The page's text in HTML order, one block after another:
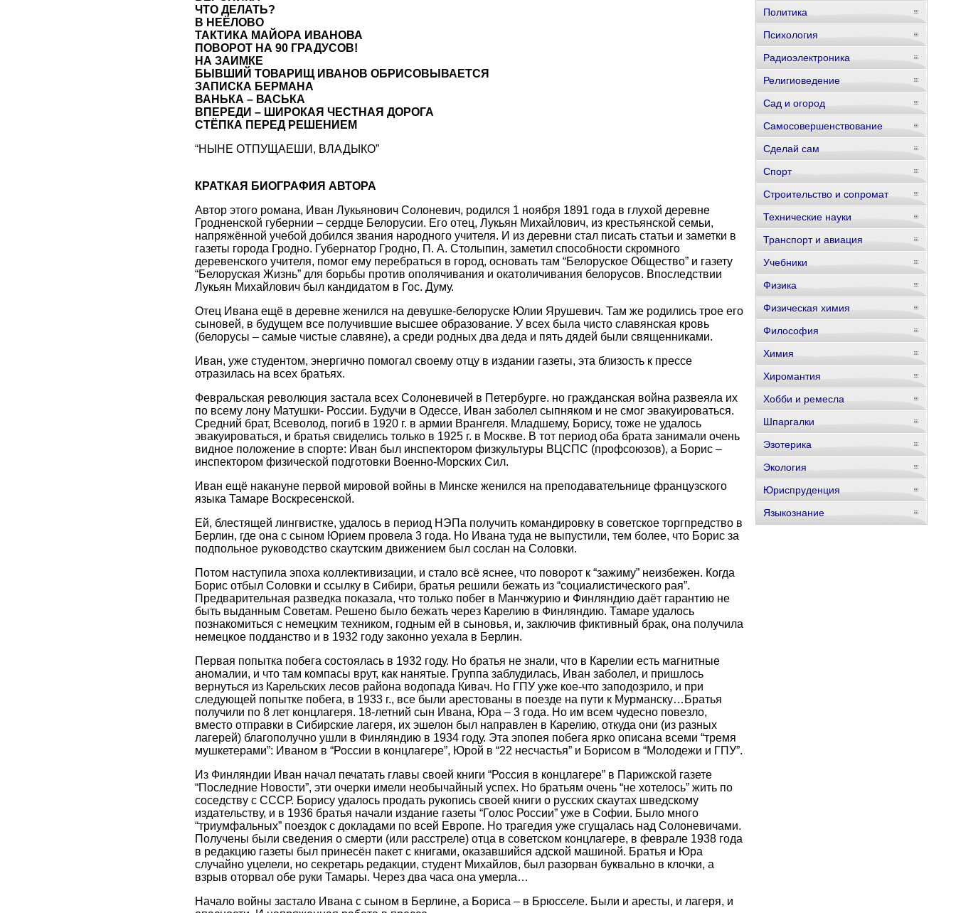
ЧТО ДЕЛАТЬ?
В НЕЁЛОВО
ТАКТИКА МАЙОРА ИВАНОВА
ПОВОРОТ НА 90 ГРАДУСОВ!
НА ЗАИМКЕ
БЫВШИЙ ТОВАРИЩ ИВАНОВ ОБРИСОВЫВАЕТСЯ
ЗАПИСКА БЕРМАНА
ВАНЬКА – ВАСЬКА
ВПЕРЕДИ – ШИРОКАЯ ЧЕСТНАЯ ДОРОГА
СТЁПКА ПЕРЕД РЕШЕНИЕМ
“НЫНЕ ОТПУЩАЕШИ, ВЛАДЫКО”
КРАТКАЯ БИОГРАФИЯ АВТОРА
Автор этого романа, Иван Лукьянович Солоневич, родился 1 ноября 1891 года в глухой деревне
Гродненской губернии – сердце Белорусии. Его отец, Лукьян Михайлович, из крестьянской семьи,
напряжённой учебой добился звания народного учителя. И из деревни стал писать статьи и заметки в
газеты города Гродно. Губернатор Гродно, П. А. Столыпин, заметил способности скромного
деревенского учителя, помог ему перебраться в город, основать там “Белоруское Общество” и газету
“Белоруская Жизнь” для борьбы против ополячивания и окатоличивания белорусов. Впоследствии
Лукьян Михайлович был кандидатом в Гос. Думу.
Отец Ивана ещё в деревне женился на девушке-белоруске Юлии Ярушевич. Там же родились трое его
сыновей, в будущем все получившие высшее образование. У всех была чисто славянская кровь
(белорусы – самые чистые славяне), а среди родных два деда и пять дядей были священниками.
Иван, уже студентом, энергично помогал своему отцу в издании газеты, эта близость к прессе
отразилась на всех братьях.
Февральская революция застала всех Солоневичей в Петербурге. но гражданская война развеяла их
по всему лону Матушки- России. Будучи в Одессе, Иван заболел сыпняком и не смог эвакуироваться.
Средний брат, Всеволод, погиб в 1920 г. в армии Врангеля. Младшему, Борису, тоже не удалось
эвакуироваться, и братья свиделись только в 1925 г. в Москве. В тот период оба брата занимали очень
видное положение в спорте: Иван был инспектором физкультуры ВЦСПС (профсоюзов), а Борис –
инспектором физической подготовки Военно-Морских Сил.
Иван ещё накануне первой мировой войны в Минске женился на преподавательнице французского
языка Тамаре Воскресенской.
Ей, блестящей лингвистке, удалось в период НЭПа получить командировку в советское торгпредство в
Берлин, где она с сыном Юрием провела 3 года. Но Ивана туда не выпустили, тем более, что Борис за
подпольное руководство скаутским движением был сослан на Соловки.
Потом наступила эпоха коллективизации, и стало всё яснее, что поворот к “зажиму” неизбежен. Когда
Борис отбыл Соловки и ссылку в Сибири, братья решили бежать из “социалистического рая”.
Предварительная разведка показала, что только побег в Манчжурию и Финляндию даёт гарантию не
быть выданным Советам. Решено было бежать через Карелию в Финляндию. Тамаре удалось
познакомиться с немецким техником, годным ей в сыновья, и, заключив фиктивный брак, она получила
немецкое подданство и в 1932 году законно уехала в Берлин.
Первая попытка побега состоялась в 1932 году. Но братья не знали, что в Карелии есть магнитные
аномалии, и что там компасы врут, как нанятые. Группа заблудилась, Иван заболел, и пришлось
вернуться из Карельских лесов района водопада Кивач. Но ГПУ уже кое-что заподозрило, и при
следующей попытке побега, в 1933 г., все были арестованы в поезде на пути к Мурманску…Братья
получили по 8 лет концлагеря. 18-летний сын Ивана, Юра – 3 года. Но им всем чудесно повезло,
вместо отправки в Сибирские лагеря, их эшелон был направлен в Карелию, откуда они (из разных
лагерей) благополучно ушли в Финляндию в 1934 году. Эта эпопея побега ярко описана всеми “тремя
мушкетерами”: Иваном в “России в концлагере”, Юрой в “22 несчастья” и Борисом в “Молодежи и ГПУ”.
Из Финляндии Иван начал печатать главы своей книги “Россия в концлагере” в Парижской газете
“Последние Новости”, эти очерки имели необычайный успех. Но братьям очень “не хотелось” жить по
соседству с СССР. Борису удалось продать рукопись своей книги о русских скаутах шведскому
издательству, и в 1936 братья начали издание газеты “Голос России” уже в Софии. Было много
“триумфальных” поездок с докладами по всей Европе. Но трагедия уже сгущалась над Солоневичами.
Получены были сведения о смерти (или расстреле) отца в советском концлагере, в феврале 1938 года
в редакцию газеты был принесён пакет с книгами, оказавшийся адской машиной. Братья и Юра
случайно уцелели, но секретарь редакции, студент Михайлов, был разорван буквально в клочки, а
взрыв оторвал обе руки Тамары. Через два часа она умерла…
Начало войны застало Ивана с сыном в Берлине, а Бориса – в Брюсселе. Были и аресты, и лагеря, и
Политика
Психология
Радиоэлектроника
Религиоведение
Сад и огород
Самосовершенствование
Сделай сам
Спорт
Строительство и сопромат
Технические науки
Транспорт и авиация
Учебники
Физика
Физическая химия
Философия
Химия
Хиромантия
Хобби и ремесла
Шпаргалки
Эзотерика
Экология
Юриспруденция
Языкознание